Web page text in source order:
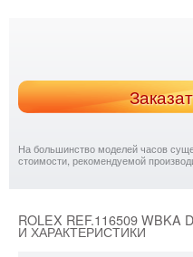
На большинство моделей часов
стоимости, рекомендуемой
ROLEX REF.116509 WBKA
И ХАРАКТЕРИСТИКИ